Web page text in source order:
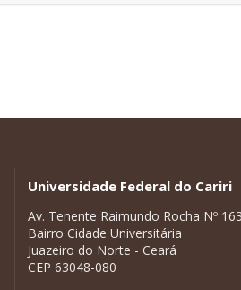
Universidade Federal do Cariri
Av. Tenente Raimundo Rocha Nº
Bairro Cidade Universitária
Juazeiro do Norte - Ceará
CEP 63048-080